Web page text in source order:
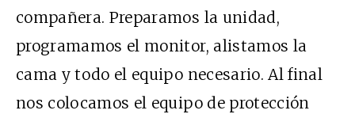
compañera. Preparamos la unidad,
programamos el monitor, alistamos la
cama y todo el equipo necesario. Al final
nos colocamos el equipo de protección